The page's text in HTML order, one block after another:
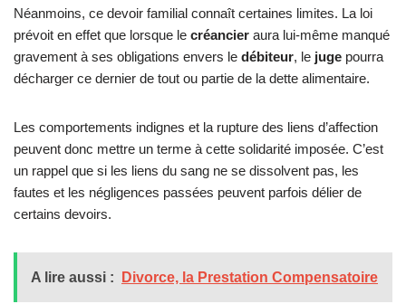
Néanmoins, ce devoir familial connaît certaines limites. La loi
prévoit en effet que lorsque le créancier aura lui-même manqué
gravement à ses obligations envers le débiteur, le juge pourra
décharger ce dernier de tout ou partie de la dette alimentaire.
Les comportements indignes et la rupture des liens d’affection
peuvent donc mettre un terme à cette solidarité imposée. C’est
un rappel que si les liens du sang ne se dissolvent pas, les
fautes et les négligences passées peuvent parfois délier de
certains devoirs.
A lire aussi : Divorce, la Prestation Compensatoire